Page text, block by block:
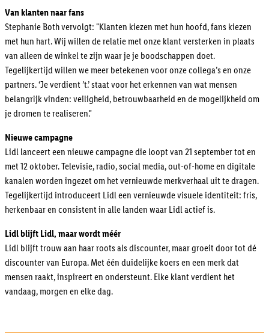
Van klanten naar fans
Stephanie Both vervolgt: "Klanten kiezen met hun hoofd, fans kiezen
met hun hart. Wij willen de relatie met onze klant versterken in plaats
van alleen de winkel te zijn waar je je boodschappen doet.
Tegelijkertijd willen we meer betekenen voor onze collega’s en onze
partners. ‘Je verdient ’t.’ staat voor het erkennen van wat mensen
belangrijk vinden: veiligheid, betrouwbaarheid en de mogelijkheid om
je dromen te realiseren."
Nieuwe campagne
Lidl lanceert een nieuwe campagne die loopt van 21 september tot en
met 12 oktober. Televisie, radio, social media, out-of-home en digitale
kanalen worden ingezet om het vernieuwde merkverhaal uit te dragen.
Tegelijkertijd introduceert Lidl een vernieuwde visuele identiteit: fris,
herkenbaar en consistent in alle landen waar Lidl actief is.
Lidl blijft Lidl, maar wordt méér
Lidl blijft trouw aan haar roots als discounter, maar groeit door tot dé
discounter van Europa. Met één duidelijke koers en een merk dat
mensen raakt, inspireert en ondersteunt. Elke klant verdient het
vandaag, morgen en elke dag.